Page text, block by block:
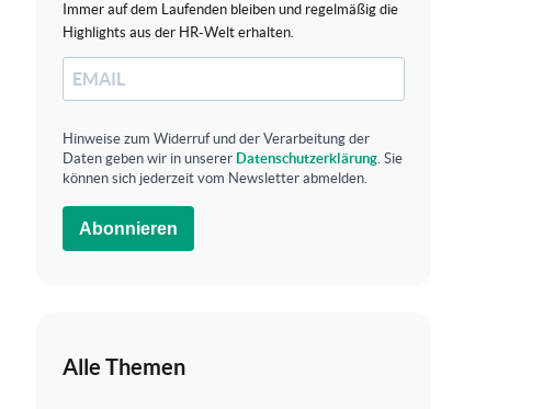
Immer auf dem Laufenden bleiben und regelmäßig die
Highlights aus der HR-Welt erhalten.
Hinweise zum Widerruf und der Verarbeitung der
Daten geben wir in unserer Datenschutzerklärung. Sie
können sich jederzeit vom Newsletter abmelden.
Abonnieren
Alle Themen